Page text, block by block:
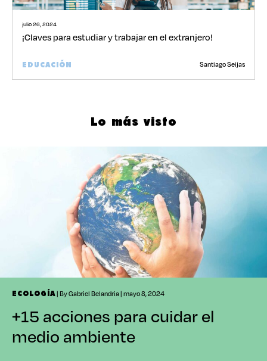
julio 26, 2024
¡Claves para estudiar y trabajar en el extranjero!
EDUCACIÓN Santiago Seijas
Lo más visto
ECOLOGÍA| By Gabriel Belandria | mayo 8, 2024
+15 acciones para cuidar el
medio ambiente